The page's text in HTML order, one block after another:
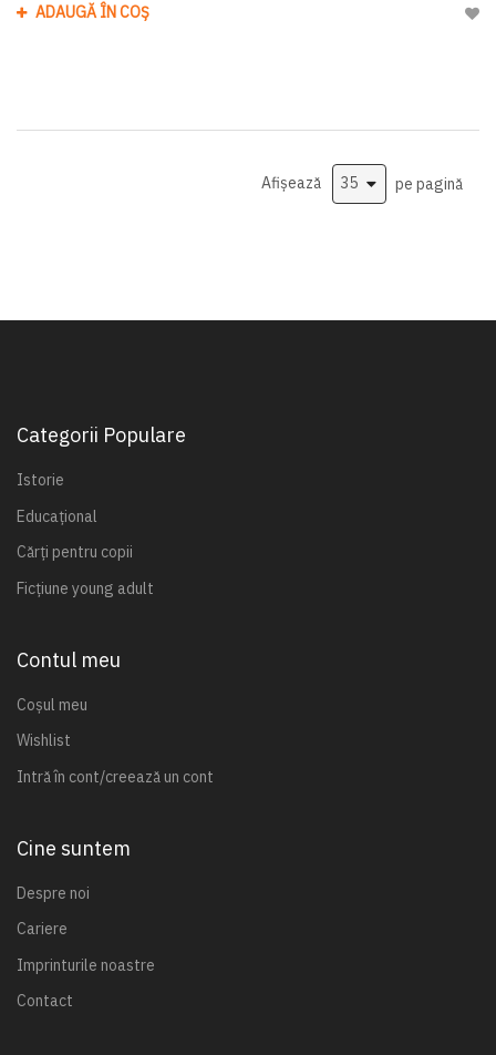
ADAUGĂ ÎN COȘ
Afișează pe pagină
Categorii Populare
Istorie
Educațional
Cărți pentru copii
Ficțiune young adult
Contul meu
Coșul meu
Wishlist
Intră în cont/creează un cont
Cine suntem
Despre noi
Cariere
Imprinturile noastre
Contact